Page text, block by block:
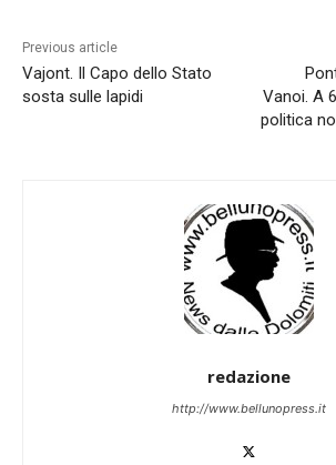
Previous article
Vajont. Il Capo dello Stato
sosta sulle lapidi
Vanoi. A
politica
redazione
http://www.bellunopress.it